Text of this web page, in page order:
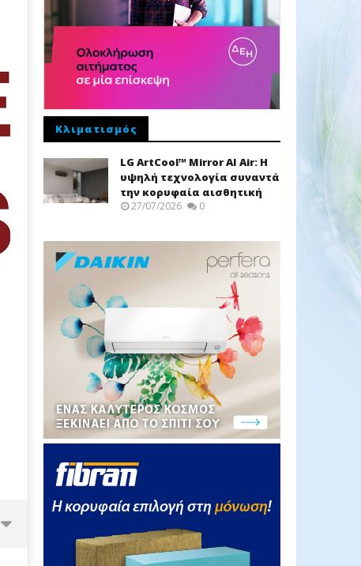
Κλιματισμός
LG ArtCool™ Mirror AI Air: Η
υψηλή τεχνολογία συναντά
την κορυφαία αισθητική
27/07/2026 0